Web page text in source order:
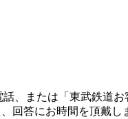
、または「東武鉄道
回答にお時間を頂戴し